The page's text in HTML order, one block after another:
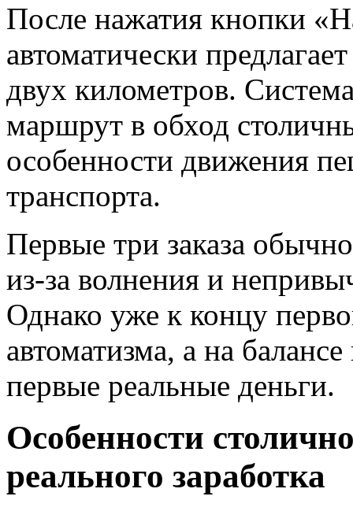
После нажатия кнопки
автоматически
двух километров.
маршрут в обход
особенности движения
транспорта.
Первые три заказа
из-за волнения и
Однако уже к концу
автоматизма, а на
первые реальные деньги.
Особенности
реального заработка